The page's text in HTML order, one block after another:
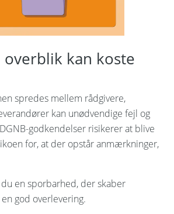
overblik kan koste
spredes mellem rådgivere,
kan unødvendige fejl og
godkendelser risikerer at blive
for, at der opstår anmærkninger,
en sporbarhed, der skaber
god overlevering.